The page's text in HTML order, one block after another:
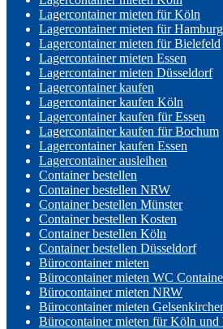
Lagercontainer mieten für Köln
Lagercontainer mieten für Hamburg
Lagercontainer mieten für Bielefeld
Lagercontainer mieten Essen
Lagercontainer mieten Düsseldorf
Lagercontainer kaufen
Lagercontainer kaufen Köln
Lagercontainer kaufen für Essen
Lagercontainer kaufen für Bochum
Lagercontainer kaufen Essen
Lagercontainer ausleihen
Container bestellen
Container bestellen NRW
Container bestellen Münster
Container bestellen Kosten
Container bestellen Köln
Container bestellen Düsseldorf
Bürocontainer mieten
Bürocontainer mieten WC
Bürocontainer mieten NRW
Bürocontainer mieten
Bürocontainer mieten für Köln und